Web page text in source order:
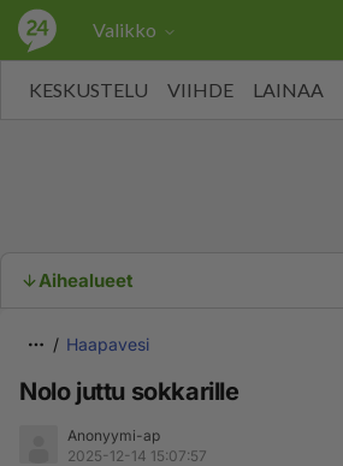
Valikko
KESKUSTELU VIIHDE LAINAA
Aihealueet
Haapavesi
Nolo juttu sokkarille
Anonyymi-ap
2025-12-14 15:07:57